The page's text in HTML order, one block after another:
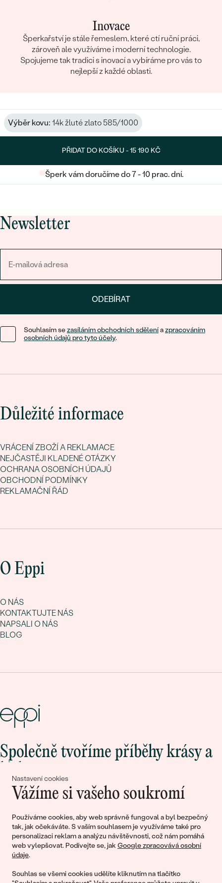
Nastavení cookies
Vážíme si vašeho soukromí
Používáme cookies, aby web správně fungoval a byl bezpečný
tak, jak očekáváte. S vaším souhlasem je využíváme také pro
personalizaci reklam a analýzu návštěvnosti, což nám pomáhá
web vylepšovat. Podívejte se, jak Google zpracovává osobní
údaje.
Souhlas se všemi cookies udělíte kliknutím na tlačítko
Inovace
Šperkařství je stále řemeslem, které ctí ruční práci,
zároveň ale využíváme i moderní technologie.
Spojujeme tak tradici s inovací a vybíráme pro vás to
nejlepší z každé oblasti.
Výběr kovu: 14k žluté zlato 585/1000
PŘIDAT DO KOŠÍKU -15 190 KČ
Šperk vám doručíme do 7 - 10 prac. dní.
Newsletter
ODEBÍRAT
Souhlasím sezasíláním obchodních sděleníazpracováním
osobních údajů pro tyto účely.
Důležité informace
VRÁCENÍ ZBOŽÍ A REKLAMACE
NEJČASTĚJI KLADENÉ OTÁZKY
OCHRANA OSOBNÍCH ÚDAJŮ
OBCHODNÍ PODMÍNKY
REKLAMAČNÍ ŘÁD
O Eppi
O NÁS
KONTAKTUJTE NÁS
NAPSALI O NÁS
BLOG
Společně tvoříme příběhy krásy a
Připojte se k nám!